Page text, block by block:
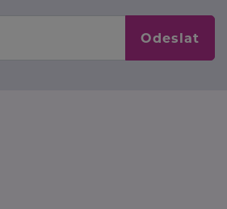
Odeslat